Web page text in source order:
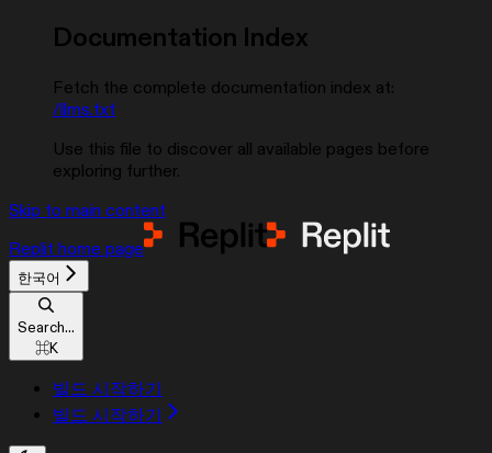
Documentation Index
Fetch the complete documentation index at:
/llms.txt
Use this file to discover all available pages before
exploring further.
Skip to main content
Replit home page
한국어
Search...
⌘K
빌드 시작하기
빌드 시작하기